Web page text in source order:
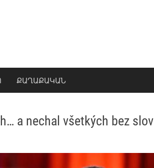
ՔԱՂԱՔԱԿԱՆ
a nechal všetkých bez slov